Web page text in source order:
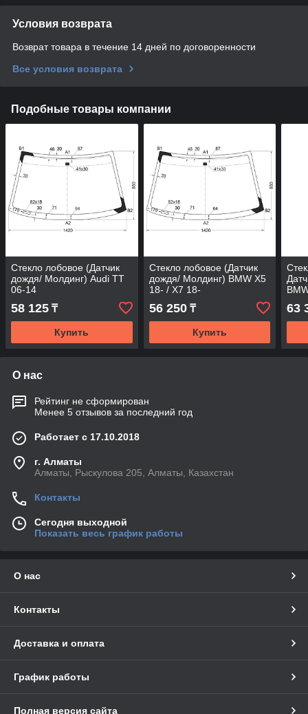
Условия возврата
Возврат товара в течение 14 дней по договоренности
Все условия возврата
Подобные товары компании
Стекло лобовое (Датчик
дождя/ Молдинг) Audi TT
06-14
58 125 ₸
Купить
Стекло лобовое (Датчик
дождя/ Молдинг) BMW X5
18- / X7 18-
56 250₸
Купить
63
О нас
Рейтинг не сформирован
Менее 5 отзывов за последний год
Работает с 17.10.2018
г. Алматы
Алматы, Рыскулова 205, Алматы, Казахстан
Контакты
Сегодня выходной
Показать весь график работы
О нас
Контакты
Доставка и оплата
График работы
Полная версия сайта